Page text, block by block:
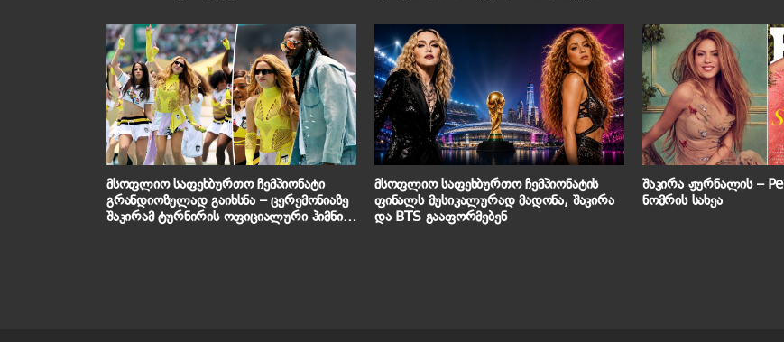
მსოფლიო საფეხბურთო ჩემპიონატი
გრანდიოზულად გაიხსნა – ცერემონიაზე
შაკირამ ტურნირის ოფიციალური ჰიმნი
მსოფლიო საფეხბურთო ჩემპიონატის
ფინალს მუსიკალურად მადონა, შაკირა
და BTS გააფორმებენ
შაკირა ჟურნალის –
ნომრის სახეა